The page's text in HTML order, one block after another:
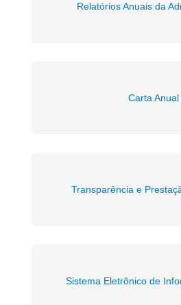
Relatórios Anuais da
Carta Anual
Transparência e
Sistema Eletrônico de